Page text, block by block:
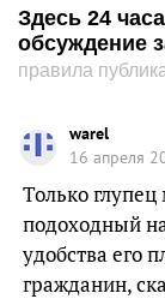
Здесь 24
обсуждение
правила
warel
16 апреля
Только
подоходный
удобства его
гражданин,